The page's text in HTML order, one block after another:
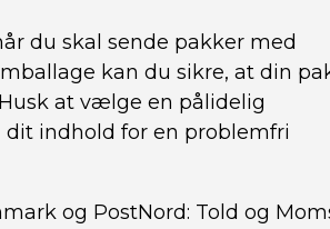
du skal sende pakker med
kan du sikre, at din
at vælge en pålidelig
indhold for en problemfri
og PostNord: Told og